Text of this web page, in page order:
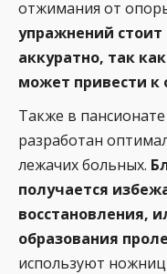
отжимания от
упражнений
аккуратно, так
может привести к
Также в
разработан
лежачих больных.
получается
восстановления,
образования
используют